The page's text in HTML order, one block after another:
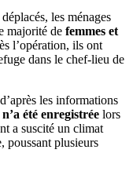
les ménages
majorité de femmes et
l’opération, ils ont
dans le chef-lieu de
les informations
été enregistrée lors
a suscité un climat
poussant plusieurs